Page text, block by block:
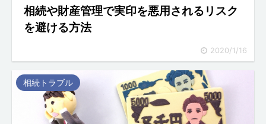
相続や財産管理で実印を悪用されるリスク
を避ける方法
2020/1/16
相続トラブル